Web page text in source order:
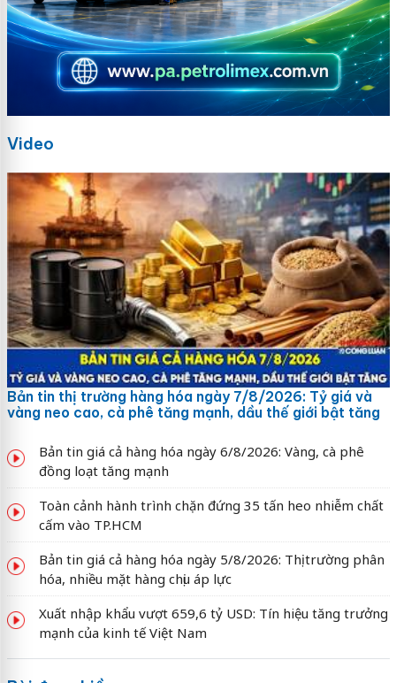
Video
Bản tin thị trường hàng hóa ngày 7/8/2026: Tỷ giá và
vàng neo cao, cà phê tăng mạnh, dầu thế giới bật tăng
Bản tin giá cả hàng hóa ngày 6/8/2026: Vàng, cà phê
đồng loạt tăng mạnh
Toàn cảnh hành trình chặn đứng 35 tấn heo nhiễm chất
cấm vào TP.HCM
Bản tin giá cả hàng hóa ngày 5/8/2026: Thị trường phân
hóa, nhiều mặt hàng chịu áp lực
Xuất nhập khẩu vượt 659,6 tỷ USD: Tín hiệu tăng trưởng
mạnh của kinh tế Việt Nam